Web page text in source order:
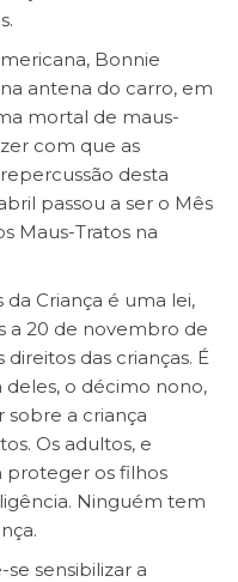
Bonnie
antena do carro, em
mortal de maus-
com que as
desta
passou a ser o Mês
Maus-Tratos na
Criança é uma lei,
a 20 de novembro de
das crianças. É
o décimo nono,
a criança
Os adultos, e
proteger os filhos
Ninguém tem
sensibilizar a